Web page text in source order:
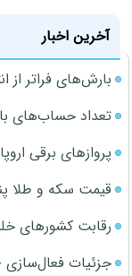
آخرین اخبار
بارش‌های فراتر از
تعداد حساب‌های
پروازهای برقی اروپا تا 2030 آغاز
قیمت سکه و طلا پنج‌شنبه 15
رقابت کشورهای
جزئیات فعال‌سازی